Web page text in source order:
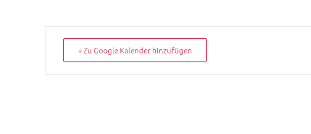
+ Zu Google Kalender hinzufügen